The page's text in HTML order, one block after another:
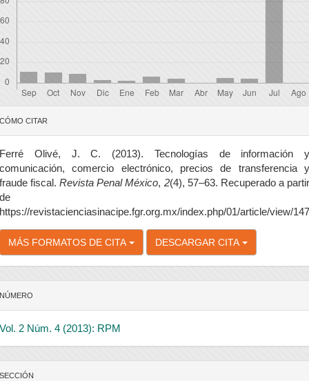
CÓMO CITAR
Ferré Olivé, J. C. (2013). Tecnologías de información y
comunicación, comercio electrónico, precios de transferencia y
fraude fiscal.Revista Penal México, 2(4), 57–63. Recuperado a
de
https://revistacienciasinacipe.fgr.org.mx/index.php/01/article/view/147
MÁS FORMATOS DE CITA DESCARGAR CITA
NÚMERO
Vol. 2 Núm. 4 (2013): RPM
SECCIÓN